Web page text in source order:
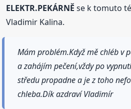
ELEKTR.PEKÁRNĚ se k tomuto
Vladimir Kalina.
Mám problém.Když mě chléb v
a zahájím pečení,vždy po
středu propadne a je z toho
chleba.Dík azdraví Vladimír